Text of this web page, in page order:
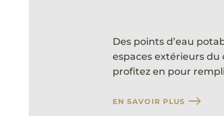
Des points d’eau
espaces extérieurs du
profitez en pour
EN SAVOIR PLUS